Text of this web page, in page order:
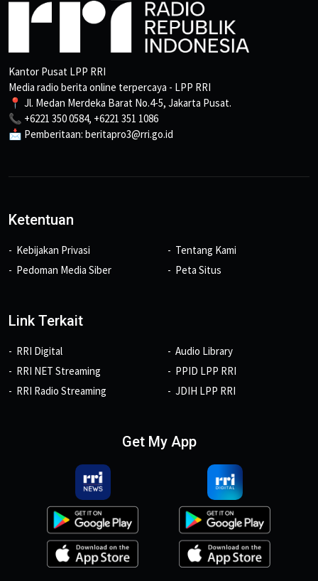
Kantor Pusat LPP RRI
Media radio berita online terpercaya - LPP RRI
📍 Jl. Medan Merdeka Barat No.4-5, Jakarta Pusat.
📞 +6221 350 0584, +6221 351 1086
📩 Pemberitaan: beritapro3@rri.go.id
Ketentuan
Kebijakan Privasi
Pedoman Media Siber
Tentang Kami
Peta Situs
Link Terkait
RRI Digital
RRI NET Streaming
RRI Radio Streaming
Audio Library
PPID LPP RRI
JDIH LPP RRI
Get My App